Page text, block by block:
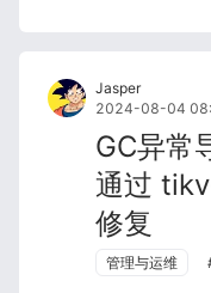
Jasper
2024-08-04
GC异常
通过
修复
管理与运维